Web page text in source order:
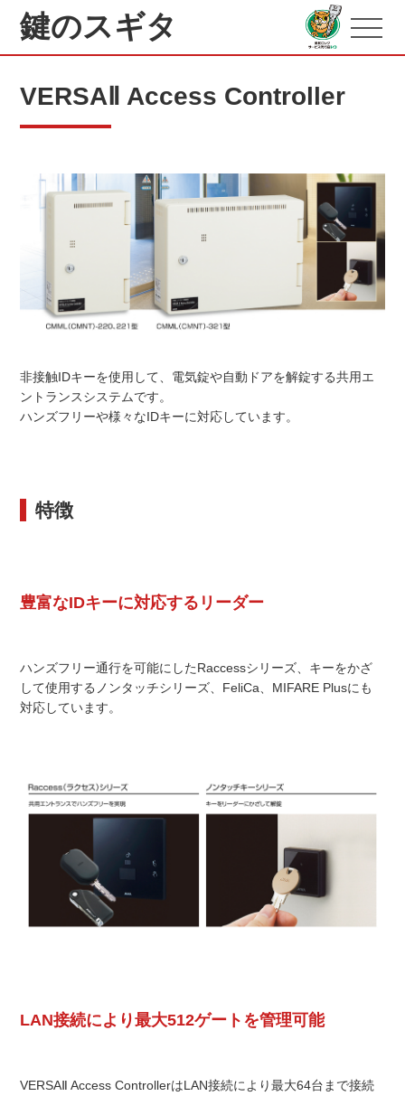
鍵のスギタ
VERSAⅡ Access Controller
非接触IDキーを使用して、電気錠や自動ドアを解錠する共用エ
ントランスシステムです。
ハンズフリーや様々なIDキーに対応しています。
特徴
豊富なIDキーに対応するリーダー
ハンズフリー通行を可能にしたRaccessシリーズ、キーをかざ
して使用するノンタッチシリーズ、FeliCa、MIFARE Plusにも
対応しています。
LAN接続により最大512ゲートを管理可能
VERSAⅡ Access ControllerはLAN接続により最大64台まで接続